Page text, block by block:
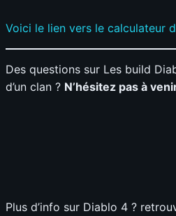
Voici le lien vers le calculateur
Des questions sur Les build
d’un clan ? N’hésitez pas à
Plus d’info sur Diablo 4 ?